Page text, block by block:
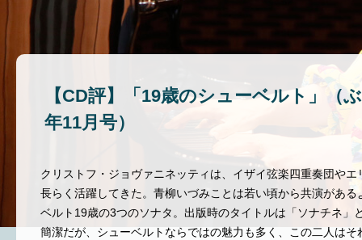
【CD評】「19歳のシューベルト」（
年11月号）
クリストフ・ジョヴァニネッティは、イザイ弦楽四重奏団やエ
長らく活躍してきた。青柳いづみことは若い頃から共演がある
ベルト19歳の3つのソナタ。出版時のタイトルは「ソナチネ」
簡潔だが、シューベルトならではの魅力も多く、この二人はそ